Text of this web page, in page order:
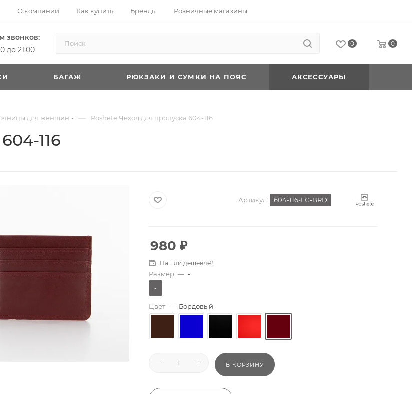
О компании Как купить Бренды Розничные магазины
звонков:
до 21:00
0 0
БАГАЖ РЮКЗАКИ И СУМКИ НА ПОЯС АКСЕССУАРЫ
для женщин — Poshete Чехол для пропуска 604-116
116
Артикул: 604-116-LG-BRD
980 ₽
Нашли дешевле?
Размер — -
-
Цвет — Бордовый
В КОРЗИНУ